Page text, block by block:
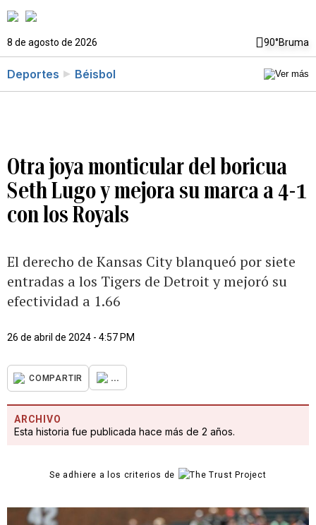
8 de agosto de 2026 90°Bruma
Deportes Béisbol
Otra joya monticular del boricua
Seth Lugo y mejora su marca a 4-1
con los Royals
El derecho de Kansas City blanqueó por siete
entradas a los Tigers de Detroit y mejoró su
efectividad a 1.66
26 de abril de 2024 - 4:57 PM
COMPARTIR ...
ARCHIVO
Esta historia fue publicada hace más de 2 años.
Se adhiere a los criterios de